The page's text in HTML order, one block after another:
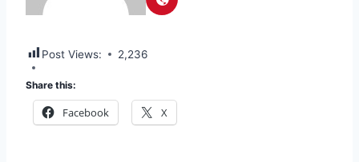
Post Views: 2,236
Share this:
Facebook X